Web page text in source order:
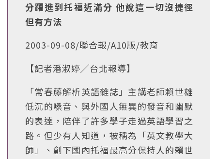
分躍進到托福近滿分 他說這一切沒捷徑
但有方法
2003-09-08/聯合報/A10版/教育
【記者潘淑婷╱台北報導】
「常春藤解析英語雜誌」主講老師賴世雄
低沉的嗓音、與外國人無異的發音和幽默
的表達，陪伴了許多學子走過英語學習之
路。但少有人知道，被稱為「英文教學大
師」、創下國內托福最高分保持人的賴世